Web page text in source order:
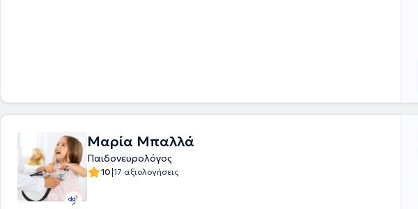
Μαρία Μπαλλά
Παιδονευρολόγος
10|17 αξιολογήσεις